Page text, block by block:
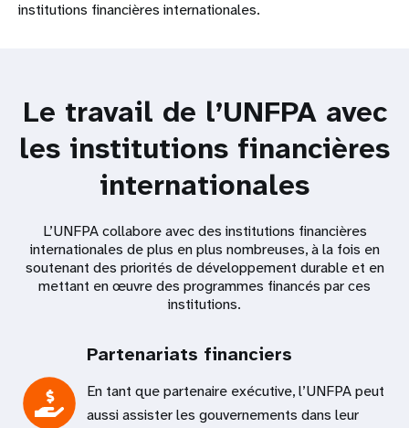
institutions financières internationales.
Le travail de l’UNFPA avec
les institutions financières
internationales
L’UNFPA collabore avec des institutions financières
internationales de plus en plus nombreuses, à la fois en
soutenant des priorités de développement durable et en
mettant en œuvre des programmes financés par ces
institutions.
Partenariats financiers
En tant que partenaire exécutive, l’UNFPA peut
aussi assister les gouvernements dans leur